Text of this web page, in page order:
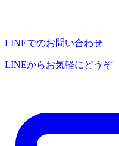
LINEでのお問い合わせ
LINEからお気軽にどうぞ